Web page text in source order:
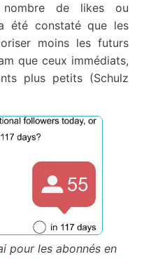
de likes ou
été constaté que les
moins les futurs
que ceux immédiats,
plus petits (Schulz
pour les abonnés en